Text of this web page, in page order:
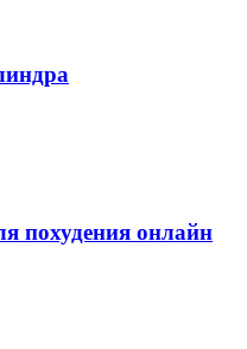
похудения онлайн